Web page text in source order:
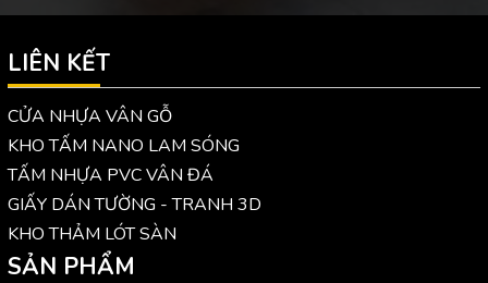
LIÊN KẾT
CỬA NHỰA VÂN GỖ
KHO TẤM NANO LAM SÓNG
TẤM NHỰA PVC VÂN ĐÁ
GIẤY DÁN TƯỜNG - TRANH 3D
KHO THẢM LÓT SÀN
SẢN PHẨM